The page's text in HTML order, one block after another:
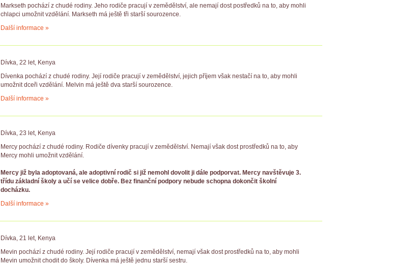
Markseth pochází z chudé rodiny. Jeho rodiče pracují v zemědělství, ale nemají dost postředků na to, aby mohli
chlapci umožnit vzdělání. Markseth má ještě tři starší sourozence.
Další informace »
Dívka, 22 let, Kenya
Dívenka pochází z chudé rodiny. Její rodiče pracují v zemědělství, jejich příjem však nestačí na to, aby mohli
umožnit dceři vzdělání. Melvin má ještě dva starší sourozence.
Další informace »
Dívka, 23 let, Kenya
Mercy pochází z chudé rodiny. Rodiče dívenky pracují v zemědělství. Nemají však dost prostředků na to, aby
Mercy mohli umožnit vzdělání.
Mercy již byla adoptovaná, ale adoptivní rodič si již nemohl dovolit ji dále podporvat. Mercy navštěvuje 3.
třídu základní školy a učí se velice dobře. Bez finanční podpory nebude schopna dokončit školní
docházku.
Další informace »
Dívka, 21 let, Kenya
Mevin pochází z chudé rodiny. Její rodiče pracují v zemědělství, nemají však dost prostředků na to, aby mohli
Mevin umožnit chodit do školy. Dívenka má ještě jednu starší sestru.